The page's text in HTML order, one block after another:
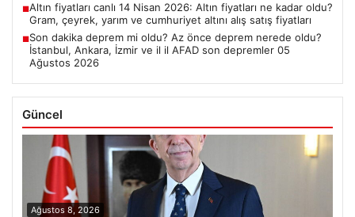
■Altın fiyatları canlı 14 Nisan 2026: Altın fiyatları ne kadar oldu?
Gram, çeyrek, yarım ve cumhuriyet altını alış satış fiyatları
■Son dakika deprem mi oldu? Az önce deprem nerede oldu?
İstanbul, Ankara, İzmir ve il il AFAD son depremler 05
Ağustos 2026
Güncel
Ağustos 8, 2026